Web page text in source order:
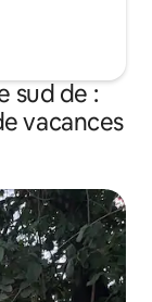
sud de :
vacances